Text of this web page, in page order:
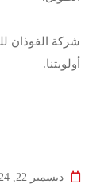
شركة الفوذان
أولويتنا.
ديسمبر 22, 2024